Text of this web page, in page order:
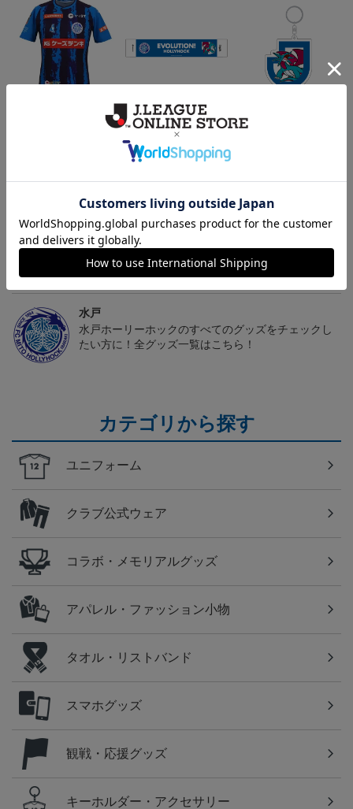
（Sｰ3XL）2026/27 オー
センティックユニフォー
水戸ホーリーホック ボ
ーマンダ タオルマフラー
2,500円
ーマンダ キーホルダー
1,100円
水戸
こだわりのデザインに注目！タオルマフラーは応援
の必須アイテム！
水戸
水戸ホーリーホックのすべてのグッズをチェックし
たい方に！全グッズ一覧はこちら！
カテゴリから探す
ユニフォーム
クラブ公式ウェア
コラボ・メモリアルグッズ
アパレル・ファッション小物
タオル・リストバンド
スマホグッズ
観戦・応援グッズ
キーホルダー・アクセサリー